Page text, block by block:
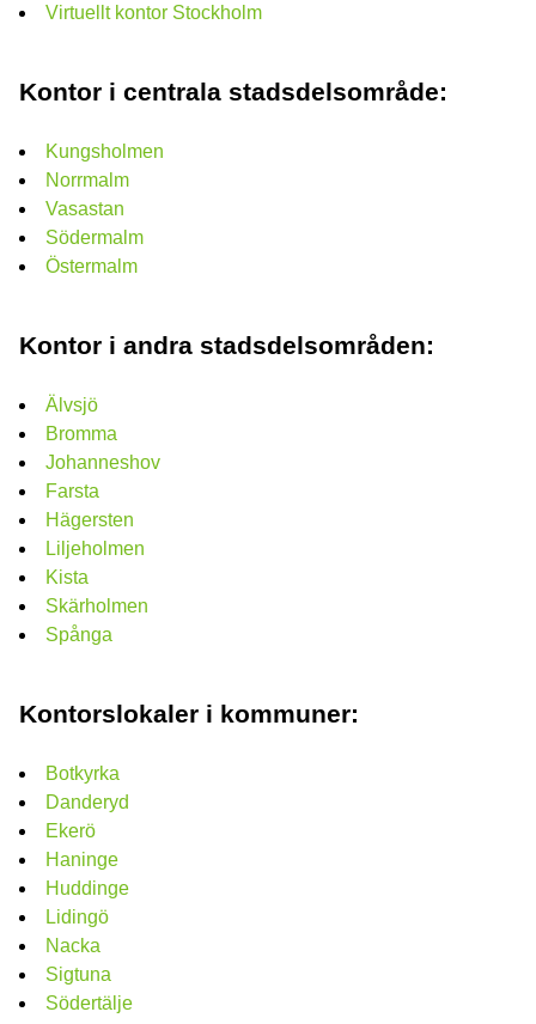
Virtuellt kontor Stockholm
Kontor i centrala stadsdelsområde:
Kungsholmen
Norrmalm
Vasastan
Södermalm
Östermalm
Kontor i andra stadsdelsområden:
Älvsjö
Bromma
Johanneshov
Farsta
Hägersten
Liljeholmen
Kista
Skärholmen
Spånga
Kontorslokaler i kommuner:
Botkyrka
Danderyd
Ekerö
Haninge
Huddinge
Lidingö
Nacka
Sigtuna
Södertälje